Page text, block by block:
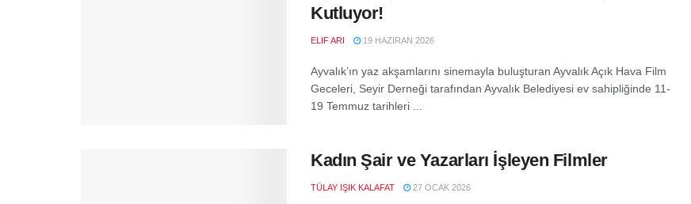
Kutluyor!
ELIF ARI 19 HAZIRAN 2026
Ayvalık’ın yaz akşamlarını sinemayla buluşturan Ayvalık Açık Hava Film
Geceleri, Seyir Derneği tarafından Ayvalık Belediyesi ev sahipliğinde 11-
19 Temmuz tarihleri ...
Kadın Şair ve Yazarları İşleyen Filmler
TÜLAY IŞIK KALAFAT 27 OCAK 2026